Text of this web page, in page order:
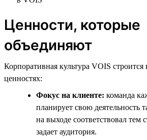
Ценности, которые
объединяют
Корпоративная культура VOIS
ценностях:
Фокус на клиенте: команда
планирует свою деятельность
на выходе соответствовал тем
задает аудитория.